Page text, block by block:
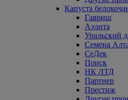
Капуста
Гавриш
Аэлита
Уральский
Семена
СеДек
Поиск
НК ЛТД
Партнер
Престиж